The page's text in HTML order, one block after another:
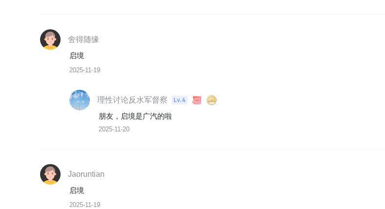
舍得随缘
启境
2025-11-19
理性讨论反水军督察
Lv.4
朋友，启境是广汽的啦
2025-11-20
Jaoruntian
启境
2025-11-19